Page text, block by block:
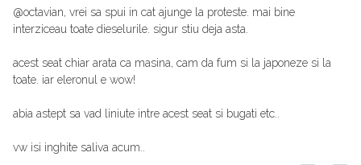
@octavian, vrei sa spui in cat ajunge la proteste. mai bine
interziceau toate dieselurile. sigur stiu deja asta.
acest seat chiar arata ca masina, cam da fum si la japoneze si la
toate. iar eleronul e wow!
abia astept sa vad liniute intre acest seat si bugati etc..
vw isi inghite saliva acum..